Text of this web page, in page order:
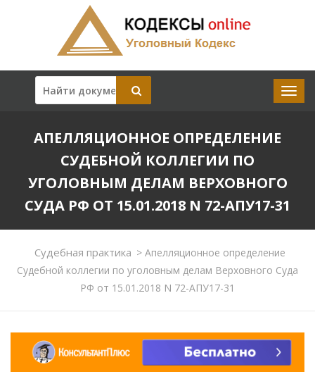
АПЕЛЛЯЦИОННОЕ ОПРЕДЕЛЕНИЕ
СУДЕБНОЙ КОЛЛЕГИИ ПО
УГОЛОВНЫМ ДЕЛАМ ВЕРХОВНОГО
СУДА РФ ОТ 15.01.2018 N 72-АПУ17-31
Судебная практика > Апелляционное определение
Судебной коллегии по уголовным делам Верховного Суда
РФ от 15.01.2018 N 72-АПУ17-31